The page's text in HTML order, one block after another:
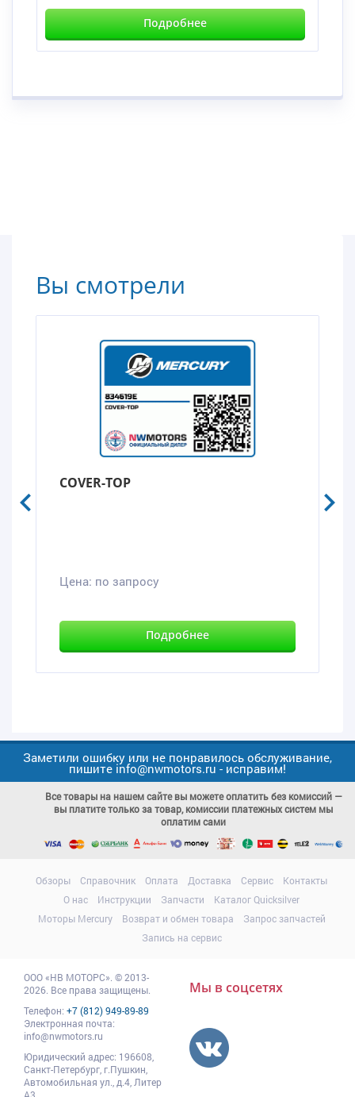
Подробнее
Вы смотрели
COVER-TOP
Цена: по запросу
Подробнее
Заметили ошибку или не понравилось обслуживание,
пишите info@nwmotors.ru - исправим!
Все товары на нашем сайте вы можете оплатить без комиссий —
вы платите только за товар, комиссии платежных систем мы
оплатим сами
Обзоры Справочник Оплата Доставка Сервис
Контакты
О нас
Инструкции Запчасти
Каталог Quicksilver
Моторы Mercury
Возврат и обмен товара
Запрос запчастей
Запись на сервис
ООО«НВ МОТОРС» © 2013-
2026. Все права защищены.
Телефон: +7 (812) 949-89-89
Электронная почта:
info@nwmotors.ru
Юридический адрес: 196608
Санкт-Петербург, г.Пушкин
Автомобильная ул., д.4, Литер
Мы в соцсетях